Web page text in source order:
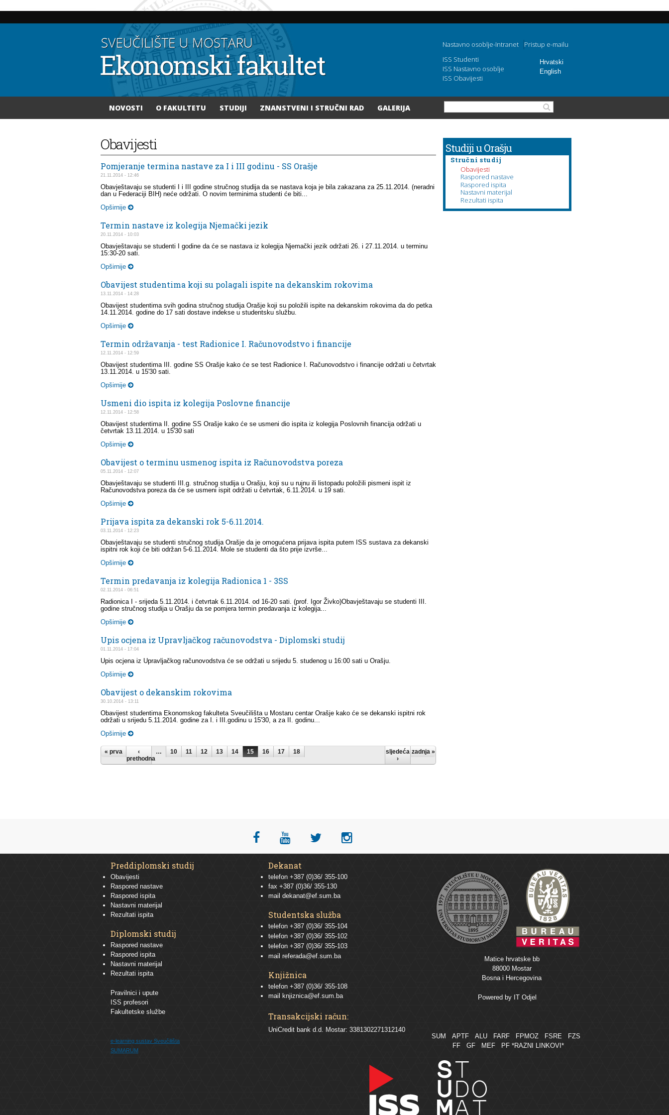
glavni
Hrvatski
English
Nastavno osoblje-Intranet
Pristup e-mailu
ISS Studenti
ISS Nastavno osoblje
ISS Obavijesti
NOVOSTI O FAKULTETU STUDIJI ZNANSTVENI I STRUČNI RAD GALERIJA Obrazac pretraživanja
Vi ste ovdje
Obavijesti
Pomjeranje termina nastave za I i III godinu - SS Orašje
21.11.2014 - 12:46
Obavještavaju se studenti I i III godine stručnog studija da se nastava koja je bila zakazana za 25.11.2014. (neradni
dan u Federaciji BIH) neće održati. O novim terminima studenti će biti...
Opširnije
Termin nastave iz kolegija Njemački jezik
20.11.2014 - 10:03
Obavještavaju se studenti I godine da će se nastava iz kolegija Njemački jezik održati 26. i 27.11.2014. u terminu
15:30-20 sati.
Opširnije
Obavijest studentima koji su polagali ispite na dekanskim rokovima
13.11.2014 - 14:28
Obavijest studentima svih godina stručnog studija Orašje koji su položili ispite na dekanskim rokovima da do petka
14.11.2014. godine do 17 sati dostave indekse u studentsku službu.
Opširnije
Termin održavanja - test Radionice I. Računovodstvo i financije
12.11.2014 - 12:59
Obavijest studentima III. godine SS Orašje kako će se test Radionice I. Računovodstvo i financije održati u četvrtak
13.11.2014. u 15'30 sati.
Opširnije
Usmeni dio ispita iz kolegija Poslovne financije
12.11.2014 - 12:58
Obavijest studentima II. godine SS Orašje kako će se usmeni dio ispita iz kolegija Poslovnih financija održati u
četvrtak 13.11.2014. u 15'30 sati
Opširnije
Obavijest o terminu usmenog ispita iz Računovodstva poreza
05.11.2014 - 12:07
Obavještavaju se studenti III.g. stručnog studija u Orašju, koji su u rujnu ili listopadu položili pismeni ispit iz
Računovodstva poreza da će se usmeni ispit održati u četvrtak, 6.11.2014. u 19 sati.
Opširnije
Prijava ispita za dekanski rok 5-6.11.2014.
03.11.2014 - 12:23
Obavještavaju se studenti stručnog studija Orašje da je omogućena prijava ispita putem ISS sustava za dekanski
ispitni rok koji će biti održan 5-6.11.2014. Mole se studenti da što prije izvrše...
Opširnije
Termin predavanja iz kolegija Radionica 1 - 3SS
02.11.2014 - 06:51
Radionica I - srijeda 5.11.2014. i četvrtak 6.11.2014. od 16-20 sati. (prof. Igor Živko)Obavještavaju se studenti III.
godine stručnog studija u Orašju da se pomjera termin predavanja iz kolegija...
Opširnije
Upis ocjena iz Upravljačkog računovodstva - Diplomski studij
01.11.2014 - 17:04
Upis ocjena iz Upravljačkog računovodstva će se održati u srijedu 5. studenog u 16:00 sati u Orašju.
Opširnije
Obavijest o dekanskim rokovima
30.10.2014 - 13:11
Obavijest studentima Ekonomskog fakulteta Sveučilišta u Mostaru centar Orašje kako će se dekanski ispitni rok
održati u srijedu 5.11.2014. godine za I. i III.godinu u 15'30, a za II. godinu...
Opširnije
Stranice
« prva
‹
prethodna
… 10 11 12 13 14 15 16 17 18
sljedeća
›
zadnja »
Studiji u Orašju
Stručni studij
Obavijesti
Raspored nastave
Raspored ispita
Nastavni materijal
Rezultati ispita
Preddiplomski studij
Obavijesti
Raspored nastave
Raspored ispita
Nastavni materijal
Rezultati ispita
Diplomski studij
Raspored nastave
Raspored ispita
Nastavni materijal
Rezultati ispita
Pravilnici i upute
ISS profesori
Fakultetske službe
e-learning sustav Sveučilišta
SUMARUM
Dekanat
telefon +387 (0)36/ 355-100
fax +387 (0)36/ 355-130
mail dekanat@ef.sum.ba
Studentska služba
telefon +387 (0)36/ 355-104
telefon +387 (0)36/ 355-102
telefon +387 (0)36/ 355-103
mail referada@ef.sum.ba
Knjižnica
telefon +387 (0)36/ 355-108
mail
knjiznica@ef.sum.ba
Transakcijski račun:
UniCredit bank d.d. Mostar: 3381302271312140
Matice hrvatske bb
88000 Mostar
Bosna i Hercegovina
Powered by IT Odjel
SUM APTF ALU FARF FPMOZ FSRE
FZS
FF
GF MEF PF *RAZNI LINKOVI*